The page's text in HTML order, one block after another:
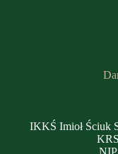
IKKŚ Imioł Ściuk